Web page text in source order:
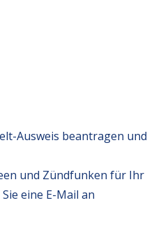
Ausweis beantragen und
und Zündfunken für Ihr
eine E-Mail an